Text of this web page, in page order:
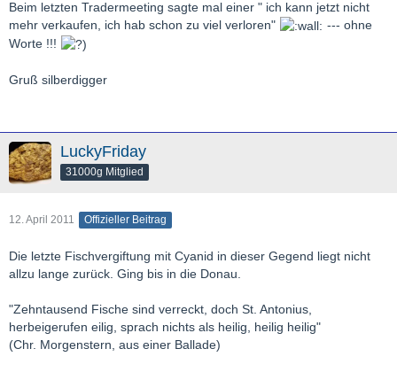
Beim letzten Tradermeeting sagte mal einer " ich kann jetzt nicht
mehr verkaufen, ich hab schon zu viel verloren"
--- ohne
Worte !!!
Gruß silberdigger
LuckyFriday
31000g Mitglied
12. April 2011 Offizieller Beitrag
Die letzte Fischvergiftung mit Cyanid in dieser Gegend liegt nicht
allzu lange zurück. Ging bis in die Donau.
"Zehntausend Fische sind verreckt, doch St. Antonius,
herbeigerufen eilig, sprach nichts als heilig, heilig heilig"
(Chr. Morgenstern, aus einer Ballade)